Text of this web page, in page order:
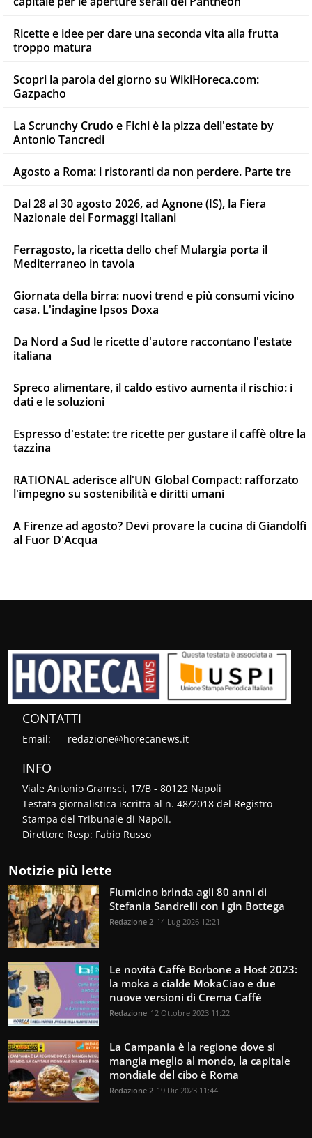
Ricette e idee per dare una seconda vita alla frutta
troppo matura
Scopri la parola del giorno su WikiHoreca.com:
Gazpacho
La Scrunchy Crudo e Fichi è la pizza dell'estate by
Antonio Tancredi
Agosto a Roma: i ristoranti da non perdere. Parte tre
Dal 28 al 30 agosto 2026, ad Agnone (IS), la Fiera
Nazionale dei Formaggi Italiani
Ferragosto, la ricetta dello chef Mulargia porta il
Mediterraneo in tavola
Giornata della birra: nuovi trend e più consumi vicino
casa. L'indagine Ipsos Doxa
Da Nord a Sud le ricette d'autore raccontano l'estate
italiana
Spreco alimentare, il caldo estivo aumenta il rischio: i
dati e le soluzioni
Espresso d'estate: tre ricette per gustare il caffè oltre la
tazzina
RATIONAL aderisce all'UN Global Compact: rafforzato
l'impegno su sostenibilità e diritti umani
A Firenze ad agosto? Devi provare la cucina di Giandolfi
al Fuor D'Acqua
CONTATTI
Email: redazione@horecanews.it
INFO
Viale Antonio Gramsci, 17/B - 80122 Napoli
Testata giornalistica iscritta al n. 48/2018 del Registro
Stampa del Tribunale di Napoli.
Direttore Resp: Fabio Russo
Notizie più lette
Fiumicino brinda agli 80 anni di
Stefania Sandrelli con i gin Bottega
Redazione 2 14 Lug 2026 12:21
Le novità Caffè Borbone a Host 2023:
la moka a cialde MokaCiao e due
nuove versioni di Crema Caffè
Redazione 12 Ottobre 2023 11:22
La Campania è la regione dove si
mangia meglio al mondo, la capitale
mondiale del cibo è Roma
Redazione 2 19 Dic 2023 11:44